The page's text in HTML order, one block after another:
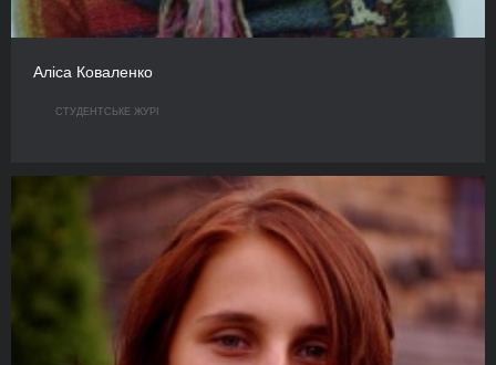
Аліса Коваленко
СТУДЕНТСЬКЕ ЖУРІ